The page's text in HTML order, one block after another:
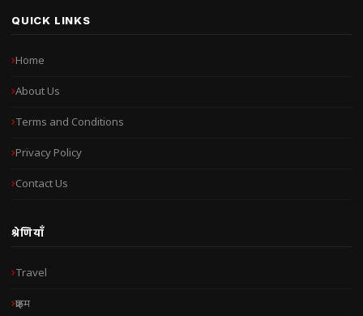
QUICK LINKS
Home
About Us
Terms and Conditions
Privacy Policy
Contact Us
श्रेणियाँ
Travel
क्राइम